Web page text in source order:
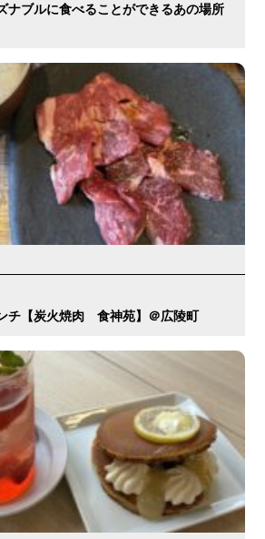
ナブルに食べることができるあの場所
チ【炭火焼肉 食神苑】＠広陵町